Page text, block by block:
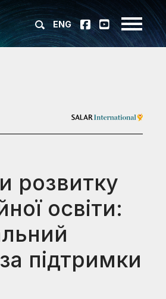
ENG
розвитку
освіти:
підтримки